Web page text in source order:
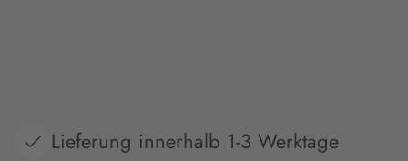
Lieferung innerhalb 1-3 Werktage